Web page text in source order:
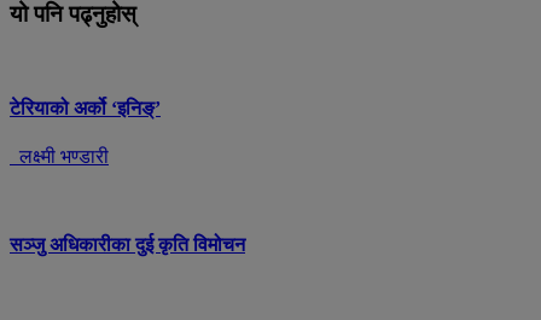
यो पनि पढ्नुहोस्
टेरियाको अर्को ‘इनिङ्’
लक्ष्मी भण्डारी
सञ्जु अधिकारीका दुई कृति विमोचन